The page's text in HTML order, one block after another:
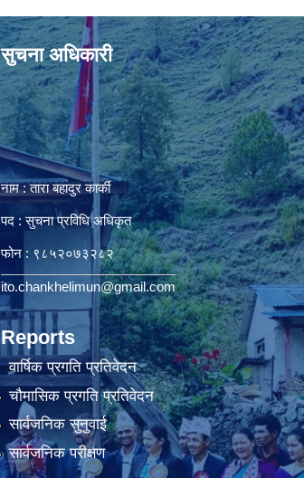
सुचना अधिकारी
नाम : तारा बहादुर कार्की
पद : सुचना प्रविधि अधिकृत
फोन : ९८५२०७३२८२
ito.chankhelimun@gmail.com
Reports
वार्षिक प्रगति प्रतिवेदन
चौमासिक प्रगति प्रतिवेदन
सार्वजनिक सुनुवाई
सार्वजनिक परीक्षण